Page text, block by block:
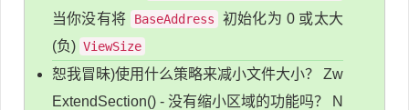
当你没有将 BaseAddress
初始化为 0 或太大
(负) ViewSize
恕我冒昧)使用什么策略来减小文件大小？ Zw
ExtendSection() - 没有缩小区域的功能吗？ N